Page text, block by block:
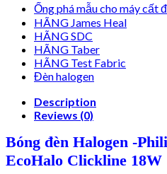
Ống phá mẫu cho máy cất
HÃNG James Heal
HÃNG SDC
HÃNG Taber
HÃNG Test Fabric
Đèn halogen
Description
Reviews (0)
Bóng đèn Halogen -
EcoHalo Clickline 18W